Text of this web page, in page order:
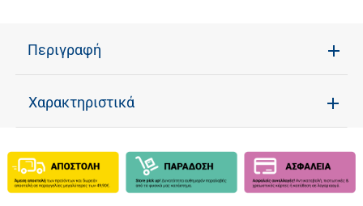
Περιγραφή
Χαρακτηριστικά